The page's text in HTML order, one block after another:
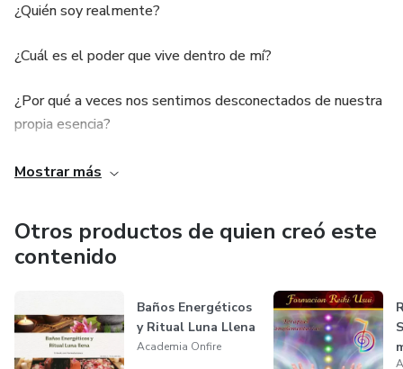
¿Quién soy realmente?
¿Cuál es el poder que vive dentro de mí?
¿Por qué a veces nos sentimos desconectados de nuestra
propia esencia?
A lo largo de mi camino he vivido aprendizajes, desafíos,
dentro de cada persona existe una fuerza inmensa, una
sabiduría profunda y una capacidad infinita para sanar, crecer
Academia OnFire nació precisamente desde ese llamado
interior.
Mostrar más
Otros productos de quien creó este
contenido
Baños Energéticos
y Ritual Luna Llena
Academia Onfire